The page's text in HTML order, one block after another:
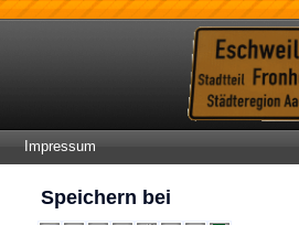
Impressum
Speichern bei